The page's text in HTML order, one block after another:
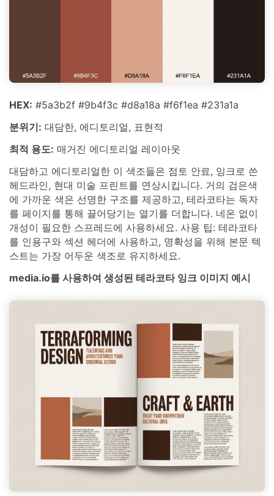
HEX: #5a3b2f #9b4f3c #d8a18a #f6f1ea #231a1a
분위기: 대담한, 에디토리얼, 표현적
최적 용도: 매거진 에디토리얼 레이아웃
대담하고 에디토리얼한 이 색조들은 점토 안료, 잉크로 쓴
헤드라인, 현대 미술 프린트를 연상시킵니다. 거의 검은색
에 가까운 색은 선명한 구조를 제공하고, 테라코타는 독자
를 페이지를 통해 끌어당기는 열기를 더합니다. 네온 없이
개성이 필요한 스프레드에 사용하세요. 사용 팁: 테라코타
를 인용구와 섹션 헤더에 사용하고, 명확성을 위해 본문 텍
스트는 가장 어두운 색조로 유지하세요.
media.io를 사용하여 생성된 테라코타 잉크 이미지 예시